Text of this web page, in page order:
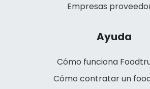
Empresas
Ayuda
Cómo funciona
Cómo contratar un